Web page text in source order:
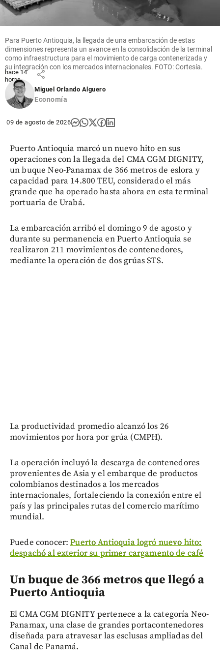
cuarto.
Bajo
presión,
Anthony
Maras
hace 14
horas
share
Para Puerto Antioquia, la llegada de una embarcación de estas
dimensiones representa un avance en la consolidación de la terminal
como infraestructura para el movimiento de carga contenerizada y
su integración con los mercados internacionales. FOTO: Cortesía.
Miguel Orlando Alguero
Economía
09 de agosto de 2026
Puerto Antioquia marcó un nuevo hito en sus
operaciones con la llegada del CMA CGM DIGNITY,
un buque Neo-Panamax de 366 metros de eslora y
capacidad para 14.800 TEU, considerado el más
grande que ha operado hasta ahora en esta terminal
portuaria de Urabá.
La embarcación arribó el domingo 9 de agosto y
durante su permanencia en Puerto Antioquia se
realizaron 211 movimientos de contenedores,
mediante la operación de dos grúas STS.
La productividad promedio alcanzó los 26
movimientos por hora por grúa (CMPH).
La operación incluyó la descarga de contenedores
provenientes de Asia y el embarque de productos
colombianos destinados a los mercados
internacionales, fortaleciendo la conexión entre el
país y las principales rutas del comercio marítimo
mundial.
Puede conocer:Puerto Antioquia logró nuevo hito:
despachó al exterior su primer cargamento de café
Un buque de 366 metros que llegó a
Puerto Antioquia
El CMA CGM DIGNITY pertenece a la categoría Neo-
Panamax, una clase de grandes portacontenedores
diseñada para atravesar las esclusas ampliadas del
Canal de Panamá.